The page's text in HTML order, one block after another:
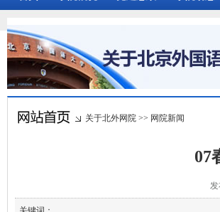
关于北外网院 >> 网院新闻
07